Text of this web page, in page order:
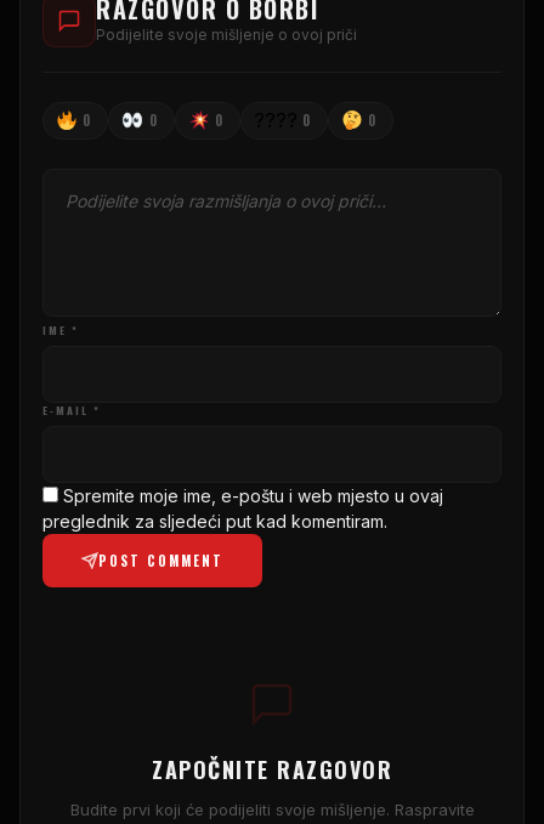
RAZGOVOR O BORBI
Podijelite svoje mišljenje o ovoj priči
0 0 0 0 0
IME *
E-MAIL *
Spremite moje ime, e-poštu i web mjesto u ovaj
preglednik za sljedeći put kad komentiram.
POST COMMENT
ZAPOČNITE RAZGOVOR
Budite prvi koji će podijeliti svoje mišljenje. Raspravite